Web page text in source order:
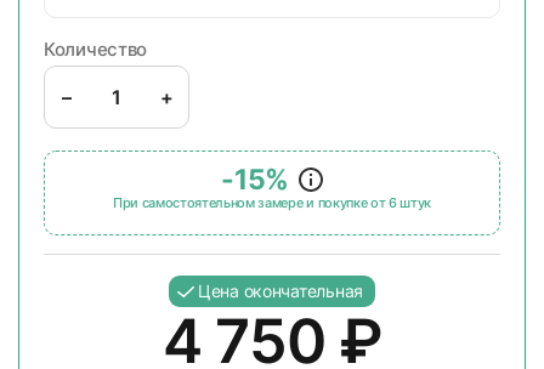
Количество
– +
-15%
При самостоятельном замере и покупке от 6 штук
Цена окончательная
4 750 ₽